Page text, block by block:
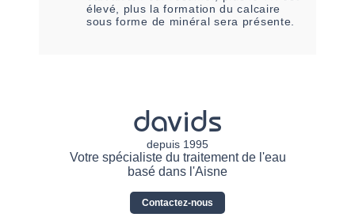
élevé, plus la formation du calcaire
sous forme de minéral sera présente.
davids
depuis 1995
Votre spécialiste du traitement de l'eau
basé dans l'Aisne
Contactez-nous